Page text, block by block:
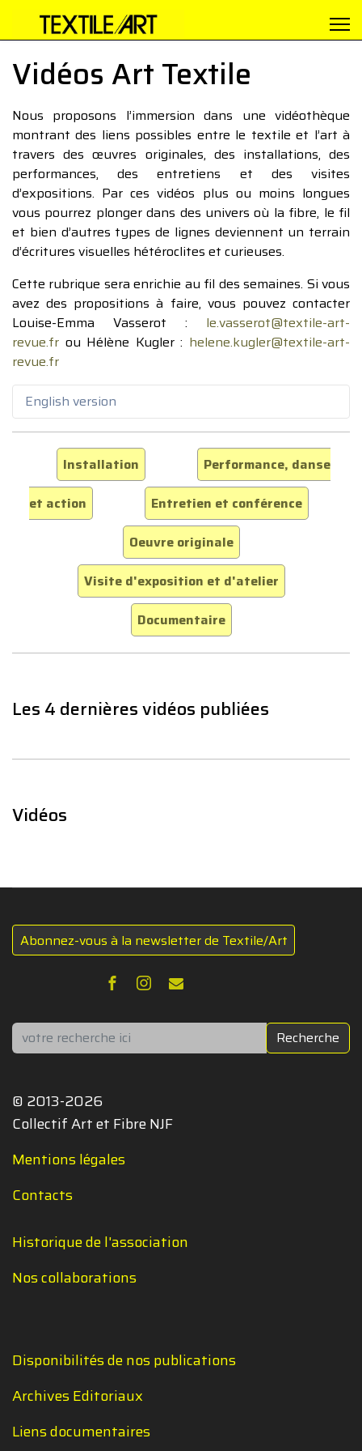
Vidéos Art Textile
Nous proposons l’immersion dans une vidéothèque
montrant des liens possibles entre le textile et l’art à
travers des œuvres originales, des installations, des
performances, des entretiens et des visites
d’expositions. Par ces vidéos plus ou moins longues
vous pourrez plonger dans des univers où la fibre, le fil
et bien d’autres types de lignes deviennent un terrain
d’écritures visuelles hétéroclites et curieuses.
Cette rubrique sera enrichie au fil des semaines. Si vous
avez des propositions à faire, vous pouvez contacter
Louise-Emma Vasserot : le.vasserot@textile-art-
revue.fr ou Hélène Kugler : helene.kugler@textile-art-
revue.fr
English version
Installation
Performance, danse
et action
Entretien et conférence
Oeuvre originale
Visite d'exposition et d'atelier
Documentaire
Les 4 dernières vidéos publiées
Vidéos
Abonnez-vous à la newsletter de Textile/Art
Rechercher Recherche
© 2013-2026
Collectif Art et Fibre NJF
Mentions légales
Contacts
Historique de l'association
Nos collaborations
Disponibilités de nos publications
Archives Editoriaux
Liens documentaires